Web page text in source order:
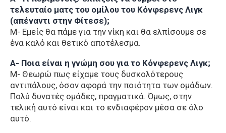
τελευταίο ματς του ομίλου του Κόνφερενς Λιγκ
(απέναντι στην Φίτεσε);
Μ- Εμείς θα πάμε για την νίκη και θα ελπίσουμε σε
ένα καλό και θετικό αποτέλεσμα.
Α- Ποια είναι η γνώμη σου για το Κόνφερενς Λιγκ;
Μ- Θεωρώ πως είχαμε τους δυσκολότερους
αντιπάλους, όσον αφορά την ποιότητα των ομάδων.
Πολύ δυνατές ομάδες, πραγματικά. Όμως, στην
τελική αυτό είναι και το ενδιαφέρον μέσα σε όλο
αυτό.